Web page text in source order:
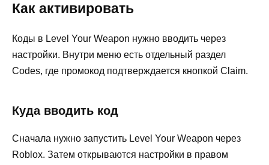
Как активировать
Коды в Level Your Weapon нужно вводить через
настройки. Внутри меню есть отдельный раздел
Codes, где промокод подтверждается кнопкой Claim.
Куда вводить код
Сначала нужно запустить Level Your Weapon через
Roblox. Затем открываются настройки в правом